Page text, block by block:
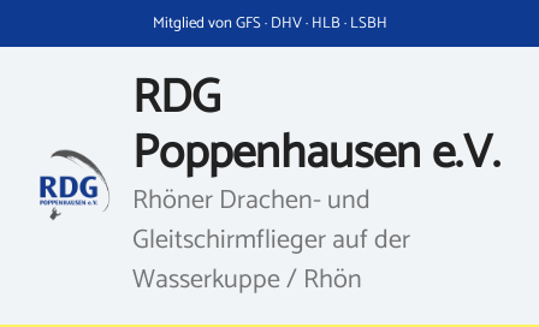
Inhalt
Mitglied von GFS · DHV · HLB · LSBH
RDG
Poppenhausen e.V.
Rhöner Drachen- und
Gleitschirmflieger auf der
Wasserkuppe / Rhön